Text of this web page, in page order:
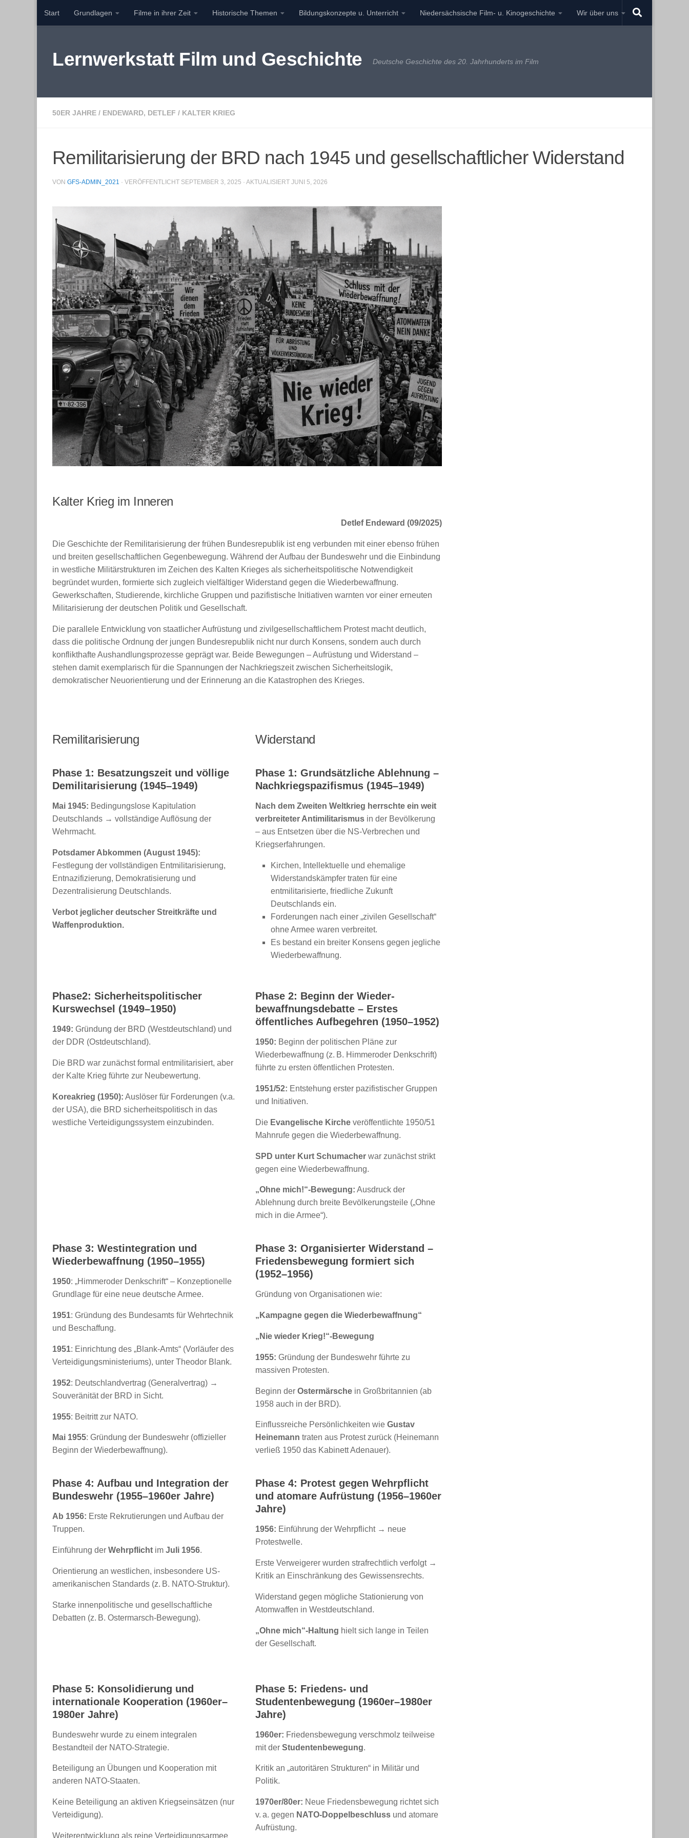
Zum Inhalt springen
Start Grundlagen Filme in ihrer Zeit Historische Themen Bildungskonzepte u. Unterricht Niedersächsische Film- u. Kinogeschichte Wir über uns
Lernwerkstatt Film und Geschichte Deutsche Geschichte des 20. Jahrhunderts im Film
50ER JAHRE / ENDEWARD, DETLEF / KALTER KRIEG
Remilitarisierung der BRD nach 1945 und gesellschaftlicher Widerstand
VON GFS-ADMIN_2021 · VERÖFFENTLICHT SEPTEMBER 3, 2025 · AKTUALISIERT JUNI 5, 2026
Kalter Krieg im Inneren
Detlef Endeward (09/2025)
Die Geschichte der Remilitarisierung der frühen Bundesrepublik ist eng verbunden mit einer ebenso frühen
und breiten gesellschaftlichen Gegenbewegung. Während der Aufbau der Bundeswehr und die Einbindung
in westliche Militärstrukturen im Zeichen des Kalten Krieges als sicherheitspolitische Notwendigkeit
begründet wurden, formierte sich zugleich vielfältiger Widerstand gegen die Wiederbewaffnung.
Gewerkschaften, Studierende, kirchliche Gruppen und pazifistische Initiativen warnten vor einer erneuten
Militarisierung der deutschen Politik und Gesellschaft.
Die parallele Entwicklung von staatlicher Aufrüstung und zivilgesellschaftlichem Protest macht deutlich,
dass die politische Ordnung der jungen Bundesrepublik nicht nur durch Konsens, sondern auch durch
konflikthafte Aushandlungsprozesse geprägt war. Beide Bewegungen – Aufrüstung und Widerstand –
stehen damit exemplarisch für die Spannungen der Nachkriegszeit zwischen Sicherheitslogik,
demokratischer Neuorientierung und der Erinnerung an die Katastrophen des Krieges.
Remilitarisierung Widerstand
Phase 1: Besatzungszeit und völlige
Demilitarisierung (1945–1949)
Mai 1945: Bedingungslose Kapitulation
Deutschlands → vollständige Auflösung der
Wehrmacht.
Potsdamer Abkommen (August 1945):
Festlegung der vollständigen Entmilitarisierung,
Entnazifizierung, Demokratisierung und
Dezentralisierung Deutschlands.
Verbot jeglicher deutscher Streitkräfte und
Waffenproduktion.
Phase 1: Grundsätzliche Ablehnung –
Nachkriegspazifismus (1945–1949)
Nach dem Zweiten Weltkrieg herrschte ein weit
verbreiteter Antimilitarismusin der Bevölkerung
– aus Entsetzen über die NS-Verbrechen und
Kriegserfahrungen.
Kirchen, Intellektuelle und ehemalige
Widerstandskämpfer traten für eine
entmilitarisierte, friedliche Zukunft
Deutschlands ein.
Forderungen nach einer „zivilen Gesellschaft“
ohne Armee waren verbreitet.
Es bestand ein breiter Konsens gegen jegliche
Wiederbewaffnung.
Phase2: Sicherheitspolitischer
Kurswechsel (1949–1950)
1949: Gründung der BRD (Westdeutschland) und
der DDR (Ostdeutschland).
Die BRD war zunächst formal entmilitarisiert, aber
der Kalte Krieg führte zur Neubewertung.
Koreakrieg (1950): Auslöser für Forderungen (v.a.
der USA), die BRD sicherheitspolitisch in das
westliche Verteidigungssystem einzubinden.
Phase 2: Beginn der Wieder-
bewaffnungsdebatte – Erstes
öffentliches Aufbegehren (1950–1952)
1950: Beginn der politischen Pläne zur
Wiederbewaffnung (z. B. Himmeroder Denkschrift)
führte zu ersten öffentlichen Protesten.
1951/52: Entstehung erster pazifistischer Gruppen
und Initiativen.
Die Evangelische Kircheveröffentlichte 1950/51
Mahnrufe gegen die Wiederbewaffnung.
SPD unter Kurt Schumacherwar zunächst strikt
gegen eine Wiederbewaffnung.
„Ohne mich!“-Bewegung: Ausdruck der
Ablehnung durch breite Bevölkerungsteile („Ohne
mich in die Armee“).
Phase 3: Westintegration und
Wiederbewaffnung (1950–1955)
1950: „Himmeroder Denkschrift“ – Konzeptionelle
Grundlage für eine neue deutsche Armee.
1951: Gründung des Bundesamts für Wehrtechnik
und Beschaffung.
1951: Einrichtung des „Blank-Amts“ (Vorläufer des
Verteidigungsministeriums), unter Theodor Blank.
1952: Deutschlandvertrag (Generalvertrag) →
Souveränität der BRD in Sicht.
1955: Beitritt zur NATO.
Mai 1955: Gründung der Bundeswehr (offizieller
Beginn der Wiederbewaffnung).
Phase 3: Organisierter Widerstand –
Friedensbewegung formiert sich
(1952–1956)
Gründung von Organisationen wie:
„Kampagne gegen die Wiederbewaffnung“
„Nie wieder Krieg!“-Bewegung
1955: Gründung der Bundeswehr führte zu
massiven Protesten.
Beginn der Ostermärschein Großbritannien (ab
1958 auch in der BRD).
Einflussreiche Persönlichkeiten wie Gustav
Heinemann traten aus Protest zurück (Heinemann
verließ 1950 das Kabinett Adenauer).
Phase 4: Aufbau und Integration der
Bundeswehr (1955–1960er Jahre)
Ab 1956: Erste Rekrutierungen und Aufbau der
Truppen.
Einführung der Wehrpflicht im Juli 1956.
Orientierung an westlichen, insbesondere US-
amerikanischen Standards (z. B. NATO-Struktur).
Starke innenpolitische und gesellschaftliche
Debatten (z. B. Ostermarsch-Bewegung).
Phase 4: Protest gegen Wehrpflicht
und atomare Aufrüstung (1956–1960er
Jahre)
1956: Einführung der Wehrpflicht → neue
Protestwelle.
Erste Verweigerer wurden strafrechtlich verfolgt →
Kritik an Einschränkung des Gewissensrechts.
Widerstand gegen mögliche Stationierung von
Atomwaffen in Westdeutschland.
„Ohne mich“-Haltung hielt sich lange in Teilen
der Gesellschaft.
Phase 5: Konsolidierung und
internationale Kooperation (1960er–
1980er Jahre)
Bundeswehr wurde zu einem integralen
Bestandteil der NATO-Strategie.
Beteiligung an Übungen und Kooperation mit
anderen NATO-Staaten.
Keine Beteiligung an aktiven Kriegseinsätzen (nur
Verteidigung).
Weiterentwicklung als reine Verteidigungsarmee
Phase 5: Friedens- und
Studentenbewegung (1960er–1980er
Jahre)
1960er: Friedensbewegung verschmolz teilweise
mit der Studentenbewegung.
Kritik an „autoritären Strukturen“ in Militär und
Politik.
1970er/80er: Neue Friedensbewegung richtet sich
v. a. gegen NATO-Doppelbeschlussund atomare
Aufrüstung.